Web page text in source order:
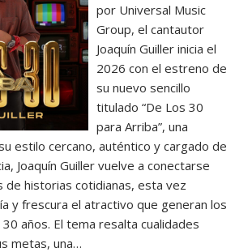
por Universal Music
Group, el cantautor
Joaquín Guiller inicia el
2026 con el estreno de
su nuevo sencillo
titulado “De Los 30
para Arriba”, una
estilo cercano, auténtico y cargado de
Joaquín Guiller vuelve a conectarse
de historias cotidianas, esta vez
y frescura el atractivo que generan los
años. El tema resalta cualidades
metas, una…